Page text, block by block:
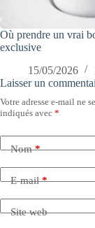
Où prendre un vrai
exclusive
15/05/2026
Laisser un
Votre adresse e-mail ne
indiqués avec *
Nom*
E-mail*
Site web